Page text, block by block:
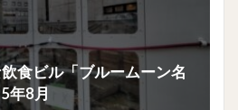
食ビル「ブルームーン名
年8月